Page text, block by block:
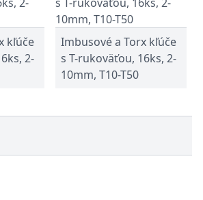
kľúče
2-
Imbusové a Torx kľúče
s T-rukoväťou, 16ks, 2-
10mm, T10-T50